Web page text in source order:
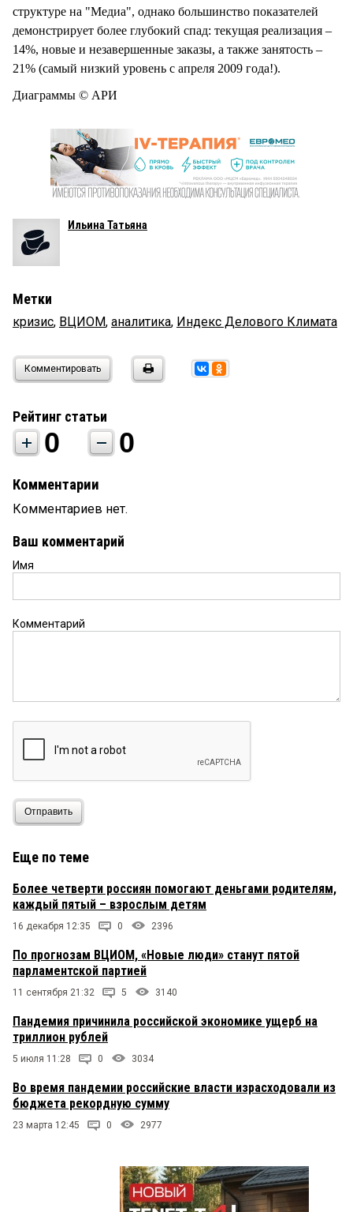
структуре на "Медиа", однако большинство показателей
демонстрирует более глубокий спад: текущая реализация –
14%, новые и незавершенные заказы, а также занятость –
21% (самый низкий уровень с апреля 2009 года!).
Диаграммы © АРИ
Ильина Татьяна
Метки
кризис, ВЦИОМ, аналитика, Индекс Делового Климата
Комментировать
Рейтинг статьи
0 0
Комментарии
Комментариев нет.
Ваш комментарий
Имя
Комментарий
Отправить
Еще по теме
Более четверти россиян помогают деньгами родителям,
каждый пятый – взрослым детям
16 декабря 12:35 0 2396
По прогнозам ВЦИОМ, «Новые люди» станут пятой
парламентской партией
11 сентября 21:32 5 3140
Пандемия причинила российской экономике ущерб на
триллион рублей
5 июля 11:28 0 3034
Во время пандемии российские власти израсходовали из
бюджета рекордную сумму
23 марта 12:45 0 2977